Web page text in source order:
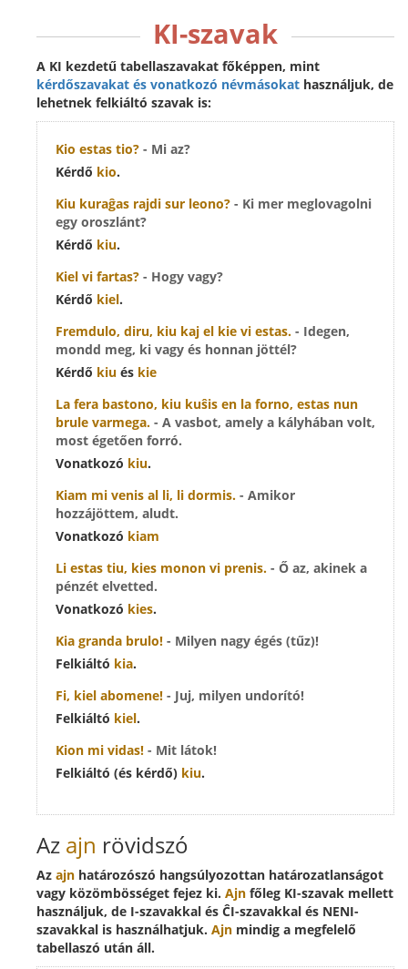
KI-szavak
A KI kezdetű tabellaszavakat főképpen, mint
kérdőszavakat és vonatkozó névmásokat használjuk, de
lehetnek felkiáltó szavak is:
Kio estas tio? - Mi az?
Kérdő kio.
Kiu kuraĝas rajdi sur leono? - Ki mer meglovagolni
egy oroszlánt?
Kérdő kiu.
Kiel vi fartas? - Hogy vagy?
Kérdő kiel.
Fremdulo, diru, kiu kaj el kie vi estas. - Idegen,
mondd meg, ki vagy és honnan jöttél?
Kérdő kiu és kie
La fera bastono, kiu kuŝis en la forno, estas nun
brule varmega. - A vasbot, amely a kályhában volt,
most égetően forró.
Vonatkozó kiu.
Kiam mi venis al li, li dormis. - Amikor
hozzájöttem, aludt.
Vonatkozó kiam
Li estas tiu, kies monon vi prenis. - Ő az, akinek a
pénzét elvetted.
Vonatkozó kies.
Kia granda brulo! - Milyen nagy égés (tűz)!
Felkiáltó kia.
Fi, kiel abomene! - Juj, milyen undorító!
Felkiáltó kiel.
Kion mi vidas! - Mit látok!
Felkiáltó (és kérdő) kiu.
Az ajn rövidszó
Az ajn határozószó hangsúlyozottan határozatlanságot
vagy közömbösséget fejez ki. Ajn főleg KI-szavak mellett
használjuk, de I-szavakkal és ĈI-szavakkal és NENI-
szavakkal is használhatjuk. Ajn mindig a megfelelő
tabellaszó után áll.